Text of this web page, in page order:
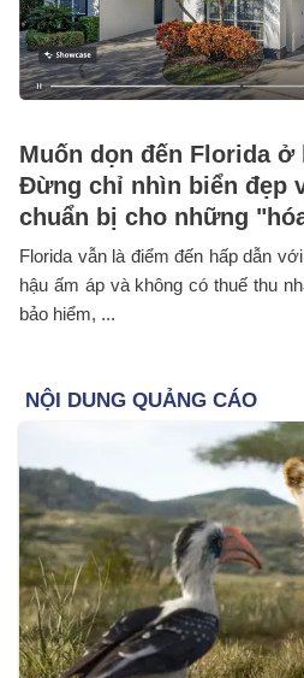
Muốn dọn đến Florida ở
Đừng chỉ nhìn biển đẹp
chuẩn bị cho những
Florida vẫn là điểm đến hấp dẫn
hậu ấm áp và không có thuế thu
bảo hiểm, ...